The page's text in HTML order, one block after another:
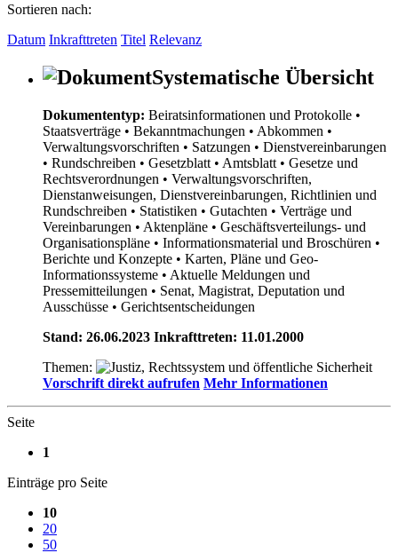
Sortieren nach:
Datum Inkrafttreten Titel Relevanz
Systematische Übersicht
Dokumententyp: Beiratsinformationen und Protokolle •
Staatsverträge • Bekanntmachungen • Abkommen •
Verwaltungsvorschriften • Satzungen • Dienstvereinbarungen
• Rundschreiben • Gesetzblatt • Amtsblatt • Gesetze und
Rechtsverordnungen • Verwaltungsvorschriften,
Dienstanweisungen, Dienstvereinbarungen, Richtlinien und
Rundschreiben • Statistiken • Gutachten • Verträge und
Vereinbarungen • Aktenpläne • Geschäftsverteilungs- und
Organisationspläne • Informationsmaterial und Broschüren •
Berichte und Konzepte • Karten, Pläne und Geo-
Informationssysteme • Aktuelle Meldungen und
Pressemitteilungen • Senat, Magistrat, Deputation und
Ausschüsse • Gerichtsentscheidungen
Stand: 26.06.2023 Inkrafttreten: 11.01.2000
Themen:
Vorschrift direkt aufrufen Mehr Informationen
Seite
1
Einträge pro Seite
10
20
50